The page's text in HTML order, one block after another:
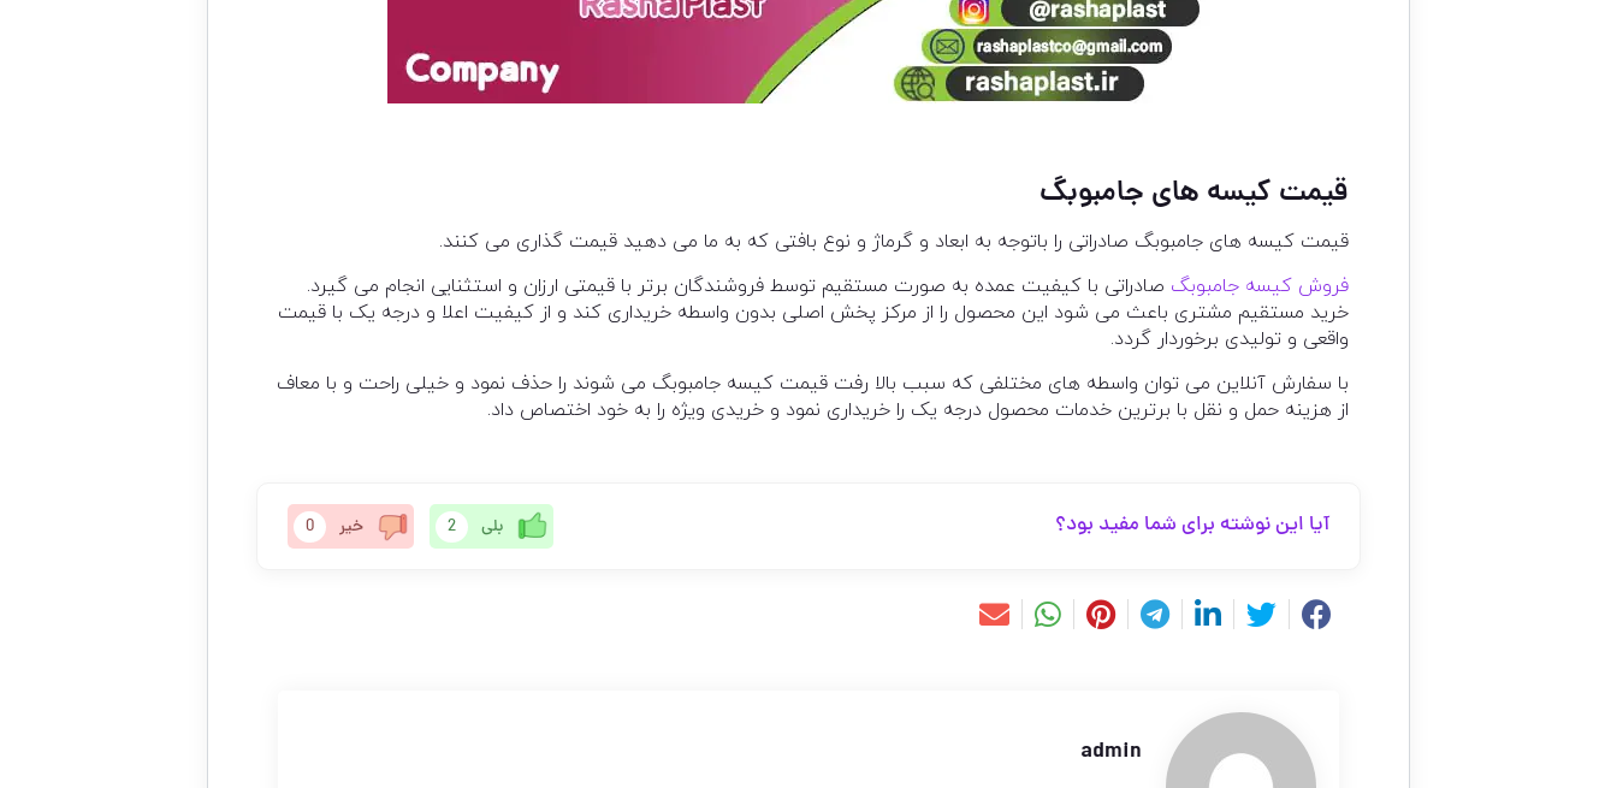
قیمت کیسه های جامبوبگ
قیمت کیسه های جامبوبگ صادراتی را باتوجه به ابعاد و گرماژ و نوع بافتی که به ما می دهید قیمت گذاری می کنند.
فروش کیسه جامبوبگ صادراتی با کیفیت عمده به صورت مستقیم توسط فروشندگان برتر با قیمتی ارزان و استثنایی انجام می گیرد.
خرید مستقیم مشتری باعث می شود این محصول را از مرکز پخش اصلی بدون واسطه خریداری کند و از کیفیت اعلا و درجه یک با قیمت
واقعی و تولیدی برخوردار گردد.
با سفارش آنلاین می توان واسطه های مختلفی که سبب بالا رفت قیمت کیسه جامبوبگ می شوند را حذف نمود و خیلی راحت و با معاف
از هزینه حمل و نقل با برترین خدمات محصول درجه یک را خریداری نمود و خریدی ویژه را به خود اختصاص داد.
آیا این نوشته برای شما مفید بود؟ بلی 2 خیر 0
admin